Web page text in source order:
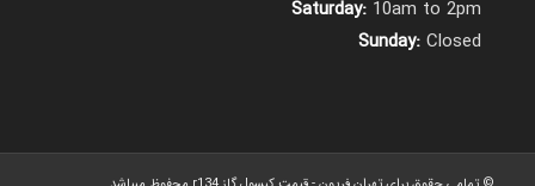
Saturday: 10am to 2pm
Sunday: Closed